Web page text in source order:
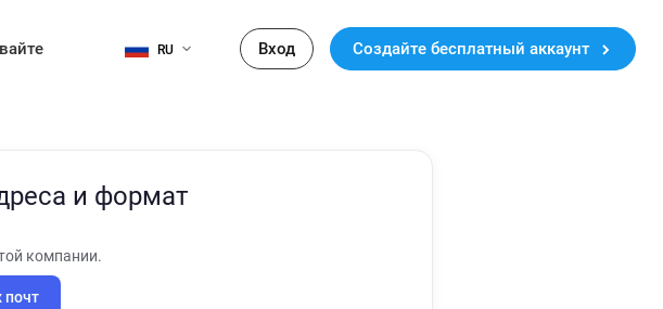
RU Вход Создайте бесплатный аккаунт
и формат
компании.
почт